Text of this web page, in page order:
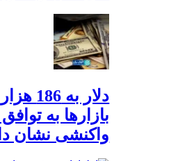
دلار
بازارها به
واکنشی نشان